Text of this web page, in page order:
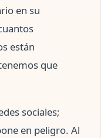
en su
están
que
sociales;
en peligro. Al